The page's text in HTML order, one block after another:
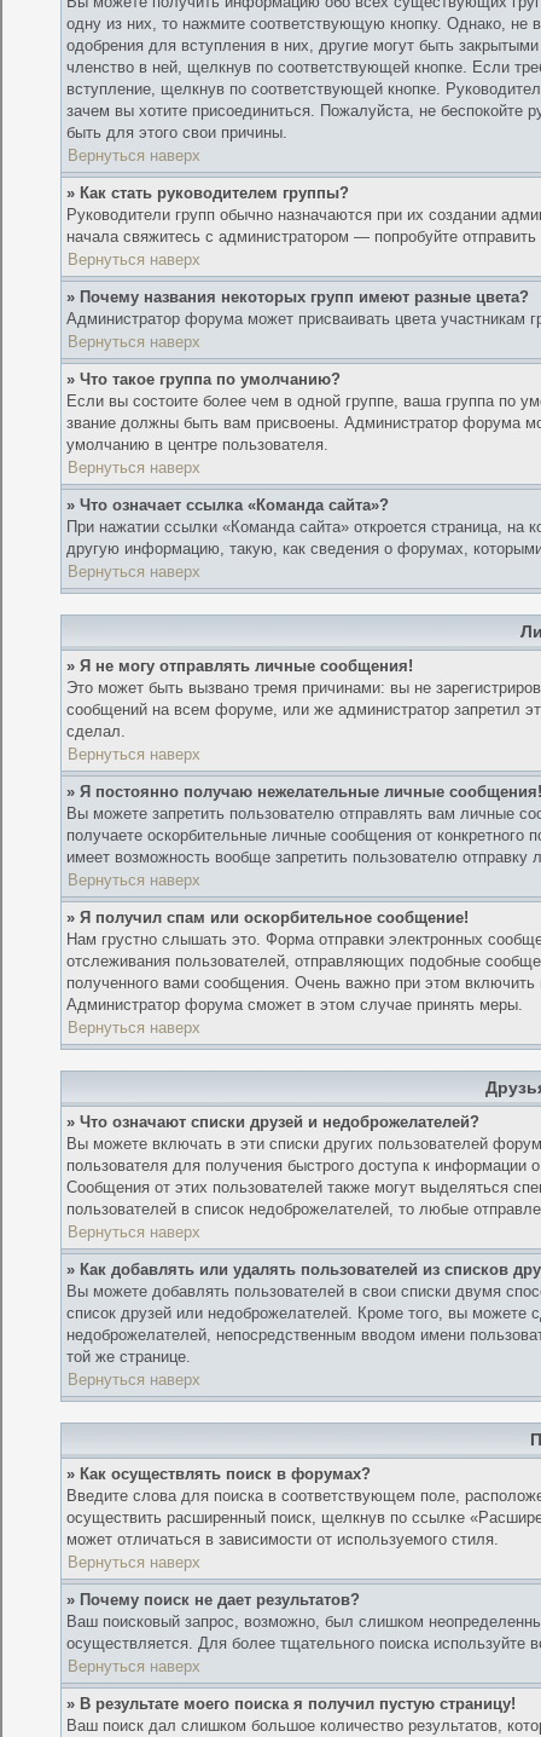
одну из них, то нажмите соответствующую кнопку. Однако, не
одобрения для вступления в них, другие могут быть
членство в ней, щелкнув по соответствующей кнопке. Если
вступление, щелкнув по соответствующей кнопке.
зачем вы хотите присоединиться. Пожалуйста, не беспокойте
быть для этого свои причины.
Вернуться наверх
» Как стать руководителем группы?
Руководители групп обычно назначаются при их создании
начала свяжитесь с администратором — попробуйте
Вернуться наверх
» Почему названия некоторых групп имеют разные цвета?
Администратор форума может присваивать цвета участникам
Вернуться наверх
» Что такое группа по умолчанию?
Если вы состоите более чем в одной группе, ваша группа по
звание должны быть вам присвоены. Администратор форума
умолчанию в центре пользователя.
Вернуться наверх
» Что означает ссылка «Команда сайта»?
При нажатии ссылки «Команда сайта» откроется страница,
другую информацию, такую, как сведения о форумах,
Вернуться наверх
» Я не могу отправлять личные сообщения!
Это может быть вызвано тремя причинами: вы не
сообщений на всем форуме, или же администратор запретил
сделал.
Вернуться наверх
» Я постоянно получаю нежелательные личные
Вы можете запретить пользователю отправлять вам личные
получаете оскорбительные личные сообщения от
имеет возможность вообще запретить пользователю отправку
Вернуться наверх
» Я получил спам или оскорбительное сообщение!
Нам грустно слышать это. Форма отправки электронных
отслеживания пользователей, отправляющих подобные
полученного вами сообщения. Очень важно при этом
Администратор форума сможет в этом случае принять меры.
Вернуться наверх
» Что означают списки друзей и недоброжелателей?
Вы можете включать в эти списки других пользователей
пользователя для получения быстрого доступа к
Сообщения от этих пользователей также могут выделяться
пользователей в список недоброжелателей, то любые
Вернуться наверх
» Как добавлять или удалять пользователей из списков
Вы можете добавлять пользователей в свои списки двумя
список друзей или недоброжелателей. Кроме того, вы можете
недоброжелателей, непосредственным вводом имени
той же странице.
Вернуться наверх
» Как осуществлять поиск в форумах?
Введите слова для поиска в соответствующем поле,
осуществить расширенный поиск, щелкнув по ссылке
может отличаться в зависимости от используемого стиля.
Вернуться наверх
» Почему поиск не дает результатов?
Ваш поисковый запрос, возможно, был слишком
осуществляется. Для более тщательного поиска используйте
Вернуться наверх
» В результате моего поиска я получил пустую страницу!
Ваш поиск дал слишком большое количество результатов,